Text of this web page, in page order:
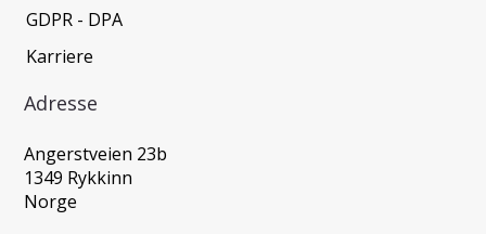
GDPR - DPA
Karriere
Adresse
Angerstveien 23b
1349 Rykkinn
Norge